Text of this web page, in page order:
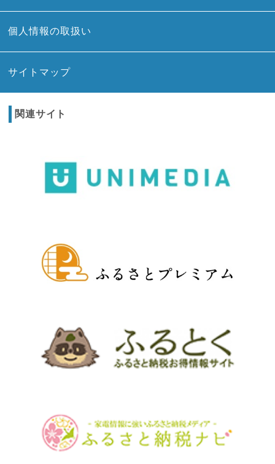
個人情報の取扱い
サイトマップ
関連サイト